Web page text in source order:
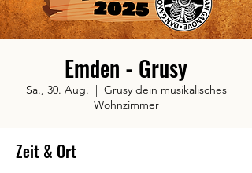
Emden - Grusy
Sa., 30. Aug.
  |
Grusy dein musikalisches
Wohnzimmer
Zeit & Ort